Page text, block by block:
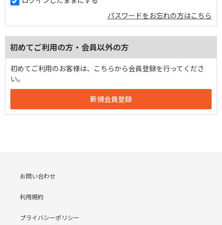
パスワードをお忘れの方はこちら
初めてご利用の方・会員以外の方
初めてご利用のお客様は、こちらから会員登録を行ってくださ
い。
お問い合わせ
利用規約
プライバシーポリシー